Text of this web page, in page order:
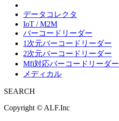
データコレクタ
IoT / M2M
バーコードリーダー
1次元バーコードリーダー
2次元バーコードリーダー
Mfi対応バーコードリーダー
メディカル
SEARCH
Copyright © ALF.Inc